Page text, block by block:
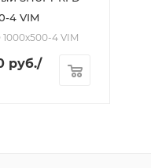
4 VIM
1000х500-4 VIM
руб./